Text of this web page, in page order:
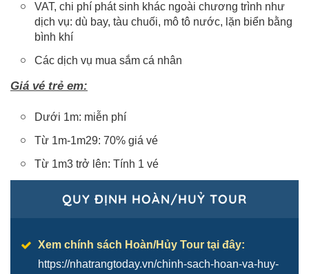
VAT, chi phí phát sinh khác ngoài chương trình như
dịch vụ: dù bay, tàu chuối, mô tô nước, lặn biển bằng
bình khí
Các dịch vụ mua sắm cá nhân
Giá vé trẻ em:
Dưới 1m: miễn phí
Từ 1m-1m29: 70% giá vé
Từ 1m3 trở lên: Tính 1 vé
QUY ĐỊNH HOÀN/HUỶ TOUR
Xem chính sách Hoàn/Hủy Tour tại đây:
https://nhatrangtoday.vn/chinh-sach-hoan-va-huy-